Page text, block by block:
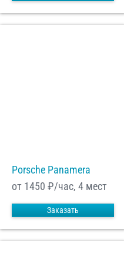
Porsche Panamera
от 1450 ₽/час, 4 мест
Заказать